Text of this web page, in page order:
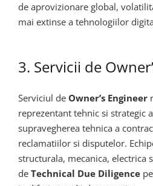
de aprovizionare global,
mai extinse a tehnologiilor
3. Servicii de
Serviciul de Owner’s Engineer
reprezentant tehnic si strategic
supravegherea tehnica a
reclamatiilor si disputelor.
structurala, mecanica, electrica
de Technical Due Diligence